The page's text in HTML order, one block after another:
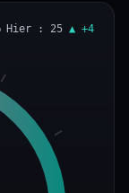
Hier : 25 ▲ +4